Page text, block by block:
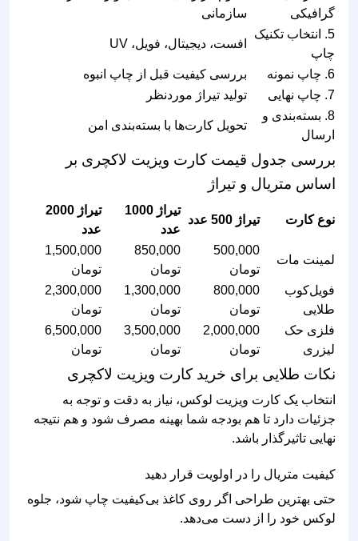
گرافیکی
سازمانی
5. انتخاب تکنیک
چاپ
افست، دیجیتال، فویل، UV
6. چاپ نمونه
بررسی کیفیت قبل از چاپ انبوه
7. چاپ نهایی
تولید تیراژ موردنظر
8. بسته‌بندی و
ارسال
تحویل کارت‌ها با بسته‌بندی امن
بررسی جدول قیمت کارت ویزیت لاکچری بر
اساس متریال و تیراژ
نوع کارت تیراژ 500 عدد
تیراژ 1000
عدد
تیراژ 2000
عدد
لمینت مات
500,000
تومان
850,000
تومان
1,500,000
تومان
فویل‌کوب
طلایی
800,000
تومان
1,300,000
تومان
2,300,000
تومان
فلزی حک
لیزری
2,000,000
تومان
3,500,000
تومان
6,500,000
تومان
نکات طلایی برای خرید کارت ویزیت لاکچری
انتخاب یک کارت ویزیت لوکس، نیاز به دقت و توجه به
جزئیات دارد تا هم بودجه شما بهینه مصرف شود و هم نتیجه
نهایی تاثیرگذار باشد.
کیفیت متریال را در اولویت قرار دهید
حتی بهترین طراحی اگر روی کاغذ بی‌کیفیت چاپ شود، جلوه
لوکس خود را از دست می‌دهد.